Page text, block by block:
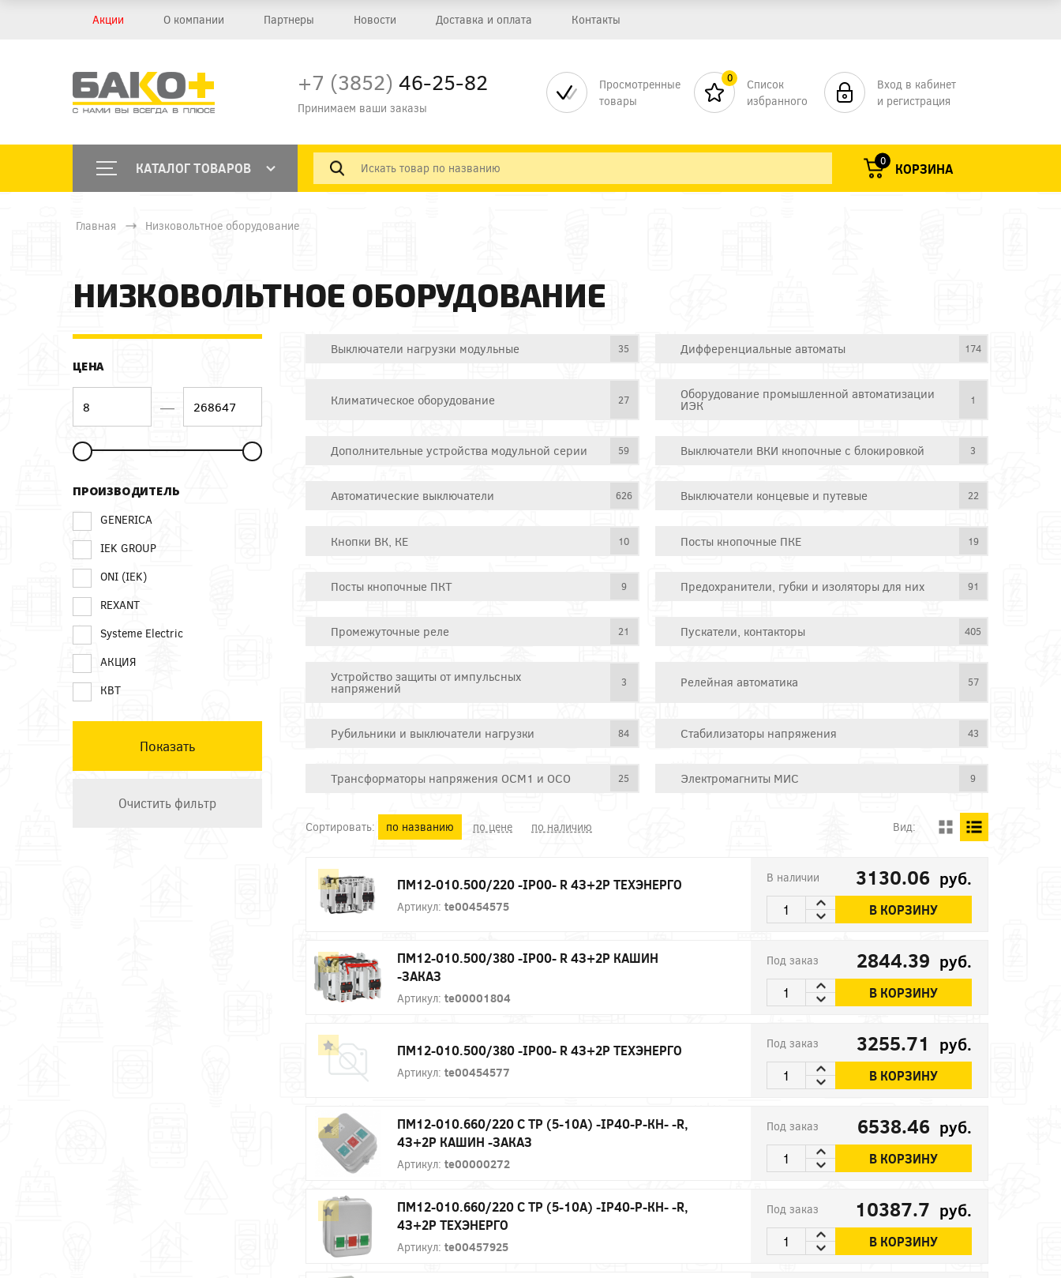
Акции О компании Партнеры Новости Доставка и оплата Контакты
+7 (3852) 46-25-82
Принимаем ваши заказы
Просмотренные
товары
0
Список
избранного
Вход в кабинет
и регистрация
КАТАЛОГ ТОВАРОВ 0 КОРЗИНА
Главная Низковольтное оборудование
НИЗКОВОЛЬТНОЕ ОБОРУДОВАНИЕ
ЦЕНА
—
ПРОИЗВОДИТЕЛЬ
GENERICA
IEK GROUP
ONI (IEK)
REXANT
Systeme Electric
АКЦИЯ
КВТ
КЭАЗ
Остальные ТМ
Техэнерго
Выключатели нагрузки модульные 35 Дифференциальные автоматы 174
Климатическое оборудование 27 Оборудование промышленной автоматизации
ИЭК 1
Дополнительные устройства модульной серии 59 Выключатели ВКИ кнопочные с блокировкой 3
Автоматические выключатели 626 Выключатели концевые и путевые 22
Кнопки ВК, КЕ 10 Посты кнопочные ПКЕ 19
Посты кнопочные ПКТ 9 Предохранители, губки и изоляторы для них 91
Промежуточные реле 21 Пускатели, контакторы 405
Устройство защиты от импульсных
напряжений 3 Релейная автоматика 57
Рубильники и выключатели нагрузки 84 Стабилизаторы напряжения 43
Трансформаторы напряжения ОСМ1 и ОСО 25 Электромагниты МИС 9
Сортировать: по названию по цене по наличию Вид:
ПМ12-010.500/220 -IP00- R 4З+2Р ТЕХЭНЕРГО
Артикул: te00454575
В наличии 3130.06 руб.
В КОРЗИНУ
ПМ12-010.500/380 -IP00- R 4З+2Р КАШИН
-ЗАКАЗ
Артикул: te00001804
Под заказ 2844.39 руб.
В КОРЗИНУ
ПМ12-010.500/380 -IP00- R 4З+2Р ТЕХЭНЕРГО
Артикул: te00454577
Под заказ 3255.71 руб.
В КОРЗИНУ
ПМ12-010.660/220 С ТР (5-10А) -IP40-Р-КН- -R,
4З+2Р КАШИН -ЗАКАЗ
Артикул: te00000272
Под заказ 6538.46 руб.
В КОРЗИНУ
ПМ12-010.660/220 С ТР (5-10А) -IP40-Р-КН- -R,
4З+2Р ТЕХЭНЕРГО
Артикул: te00457925
Под заказ 10387.7 руб.
В КОРЗИНУ